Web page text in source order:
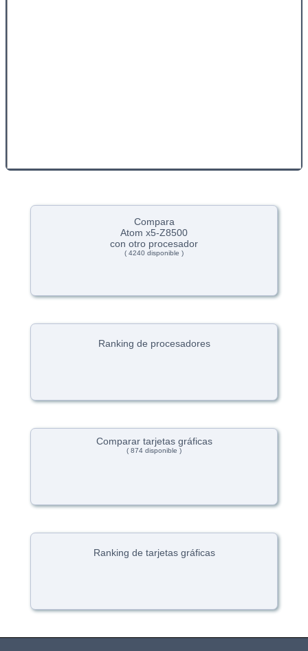
Compara
Atom x5-Z8500
con otro procesador
( 4240 disponible )
Ranking de procesadores
Comparar tarjetas gráficas
( 874 disponible )
Ranking de tarjetas gráficas